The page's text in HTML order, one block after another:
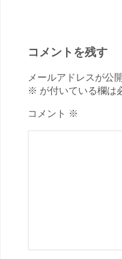
コメントを残す
メールアドレスが公
※ が付いている欄は
コメント ※